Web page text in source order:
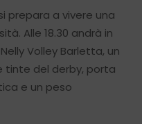
prepara a vivere una
Alle 18.30 andrà in
Volley Barletta, un
tinte del derby, porta
e un peso